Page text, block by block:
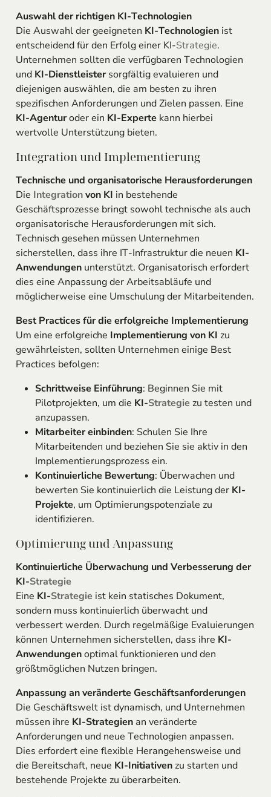
Auswahl der richtigen KI-Technologien
Die Auswahl der geeigneten KI-Technologienist
entscheidend für den Erfolg einer KI-Strategie.
Unternehmen sollten die verfügbaren Technologien
und KI-Dienstleistersorgfältig evaluieren und
diejenigen auswählen, die am besten zu ihren
spezifischen Anforderungen und Zielen passen. Eine
KI-Agenturoder ein KI-Expertekann hierbei
wertvolle Unterstützung bieten.
Integration und Implementierung
Technische und organisatorische Herausforderungen
Die Integrationvon KI in bestehende
Geschäftsprozesse bringt sowohl technische als auch
organisatorische Herausforderungen mit sich.
Technisch gesehen müssen Unternehmen
sicherstellen, dass ihre IT-Infrastruktur die neuen KI-
Anwendungenunterstützt. Organisatorisch erfordert
dies eine Anpassung der Arbeitsabläufe und
möglicherweise eine Umschulung der Mitarbeitenden.
Best Practices für die erfolgreiche Implementierung
Um eine erfolgreiche Implementierung von KI zu
gewährleisten, sollten Unternehmen einige Best
Practices befolgen:
Schrittweise Einführung: Beginnen Sie mit
Pilotprojekten, um die KI-Strategie zu testen und
anzupassen.
Mitarbeiter einbinden: Schulen Sie Ihre
Mitarbeitenden und beziehen Sie sie aktiv in den
Implementierungsprozess ein.
Kontinuierliche Bewertung: Überwachen und
bewerten Sie kontinuierlich die Leistung der KI-
Projekte, um Optimierungspotenziale zu
identifizieren.
Optimierung und Anpassung
Kontinuierliche Überwachung und Verbesserung der
KI-Strategie
Eine KI-Strategie ist kein statisches Dokument,
sondern muss kontinuierlich überwacht und
verbessert werden. Durch regelmäßige Evaluierungen
können Unternehmen sicherstellen, dass ihre KI-
Anwendungenoptimal funktionieren und den
größtmöglichen Nutzen bringen.
Anpassung an veränderte Geschäftsanforderungen
Die Geschäftswelt ist dynamisch, und Unternehmen
müssen ihre KI-Strategienan veränderte
Anforderungen und neue Technologien anpassen.
Dies erfordert eine flexible Herangehensweise und
die Bereitschaft, neue KI-Initiativenzu starten und
bestehende Projekte zu überarbeiten.